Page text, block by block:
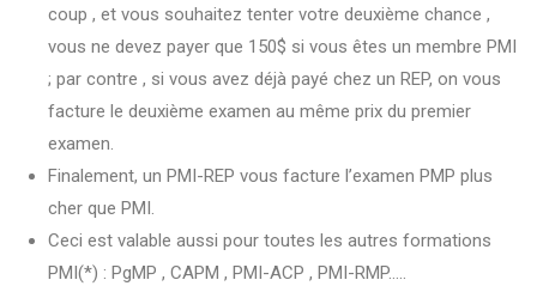
coup , et vous souhaitez tenter votre deuxième chance ,
vous ne devez payer que 150$ si vous êtes un membre PMI
; par contre , si vous avez déjà payé chez un REP, on vous
facture le deuxième examen au même prix du premier
examen.
Finalement, un PMI-REP vous facture l’examen PMP plus
cher que PMI.
Ceci est valable aussi pour toutes les autres formations
PMI(*) : PgMP , CAPM , PMI-ACP , PMI-RMP…..